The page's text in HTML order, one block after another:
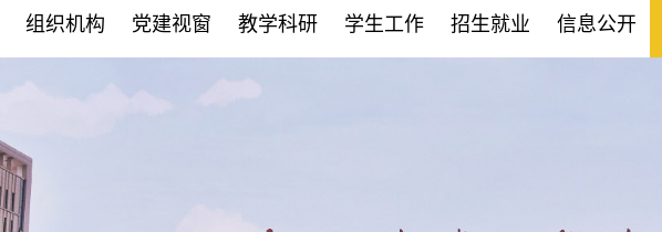
组织机构 党建视窗 教学科研 学生工作 招生就业 信息公开